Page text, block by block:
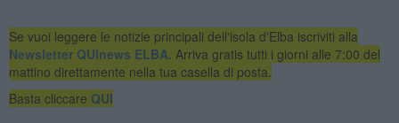
Se vuoi leggere le notizie principali dell'isola d'Elba iscriviti alla
Newsletter QUInews ELBA. Arriva gratis tutti i giorni alle 7:00 del
mattino direttamente nella tua casella di posta.
Basta cliccare QUI